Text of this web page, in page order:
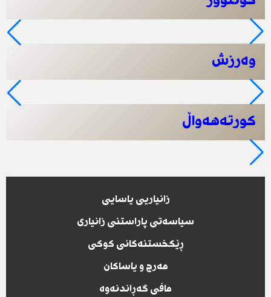
وەرزش
کورتەهەواڵ
زانیاریی یاسایی
سیاسەتی پاراستنی زانیاری
ڕێکخستنەکانی کوکی
مەرج و یاساکان
مافی گەڕاندنەوە